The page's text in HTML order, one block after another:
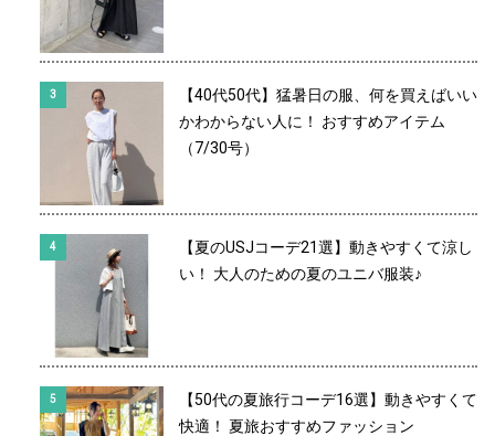
【40代50代】猛暑日の服、何を買えばいい
かわからない人に！ おすすめアイテム
（7/30号）
【夏のUSJコーデ21選】動きやすくて涼し
い！ 大人のための夏のユニバ服装♪
【50代の夏旅行コーデ16選】動きやすくて
快適！ 夏旅おすすめファッション